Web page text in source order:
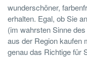
wunderschöner,
erhalten. Egal, ob Sie
(im wahrsten Sinne
aus der Region kaufen
genau das Richtige für